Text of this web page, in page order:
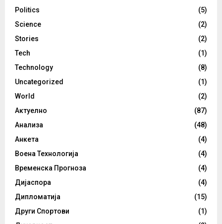
Politics
(5)
Science
(2)
Stories
(2)
Tech
(1)
Technology
(8)
Uncategorized
(1)
World
(2)
Актуелно
(87)
Анализа
(48)
Анкета
(4)
Воена Технологија
(4)
Временска Прогноза
(4)
Дијаспора
(4)
Дипломатија
(15)
Други Спортови
(1)